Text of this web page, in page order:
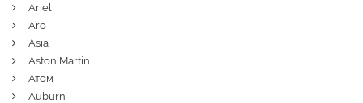
Ariel
Aro
Asia
Aston Martin
Атом
Auburn